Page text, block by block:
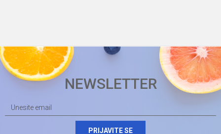
NEWSLETTER
PRIJAVITE SE